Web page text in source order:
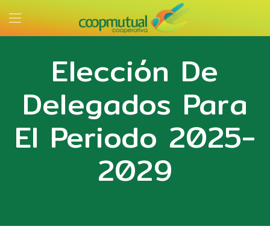
Elección De
Delegados Para
El Periodo 2025-
2029